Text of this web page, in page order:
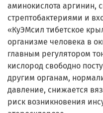
аминокислота аргинин,
стрептобактериями и
«КуЭМсил тибетское
организме человека в
главным регулятором
кислород свободно
другим органам,
давление, снижается
риск возникновения